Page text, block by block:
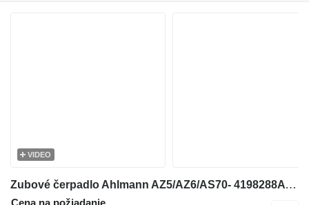
VIDEO
Zubové čerpadlo Ahlmann AZ5/AZ6/AS70- 4198288A - Gearpump/Zahnradpumpe na kolesového nakladača
Cena na požiadanie